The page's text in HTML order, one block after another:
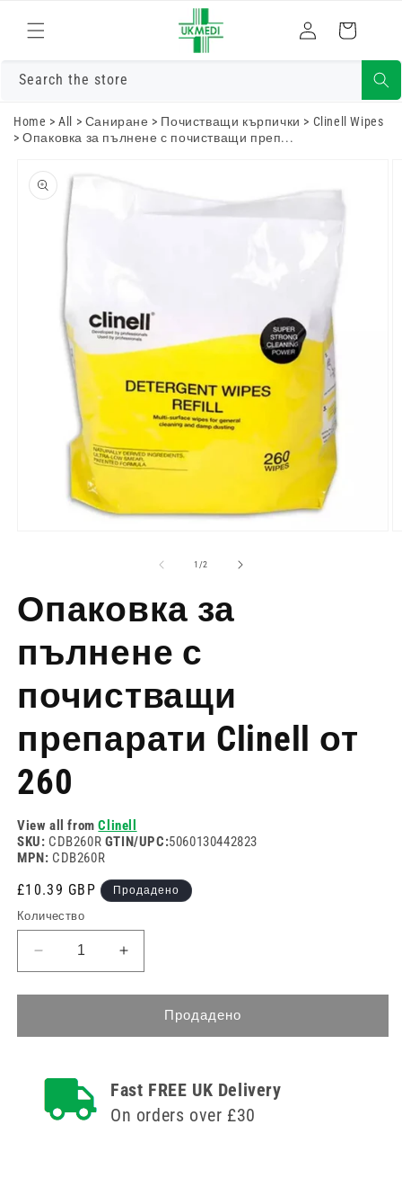
към
съдържанието
Влизам Количка
Search the store
Home >All > Саниране > Почистващи кърпички > Clinell Wipes
>Опаковка за пълнене с почистващи преп...
информацията
за продукта
режим
1/на
2
Опаковка за
пълнене с
почистващи
препарати Clinell от
260
View all fromClinell
SKU: CDB260R GTIN/UPC:5060130442823
MPN: CDB260R
Редовна
цена
£10.39 GBP Продадено
Количество
Намаляване
на
количеството
Опаковка
почистващи
Увеличете
количеството
за
Опаковка
за
почистващи
препарати
Продадено
Fast FREE UK Delivery
On orders over £30